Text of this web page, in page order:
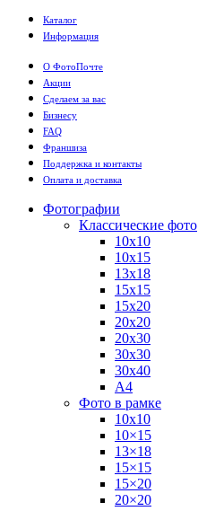
Каталог
Информация
О ФотоПочте
Акции
Сделаем за вас
Бизнесу
FAQ
Франшиза
Поддержка и контакты
Оплата и доставка
Фотографии
Классические фото
10х10
10х15
13х18
15х15
15х20
20х20
20х30
30х30
30х40
А4
Фото в рамке
10х10
10×15
13×18
15×15
15×20
20×20